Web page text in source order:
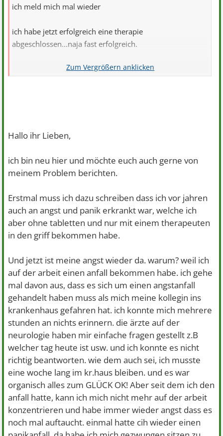
ich meld mich mal wieder
ich habe jetzt erfolgreich eine therapie
abgeschlossen...naja fast erfolgreich.
das mit dem arbeiten gehen bekomme ich noch nicht hin
bautr sich in mir voll der stress auf weil ich das auch zu
und pflege pferde habe ich jetzt auch knapp über ein jahr
und da klapp es schon recht gut aber auch nur weil ich
morgen soll ich vom arbeitsamt in so eine masnahme in
der man eben mit anderen jugendlichen (sind eher
arbeitsfaule dort) lernt ein geregelten tagesablauf zu
führen und eben auch in richtung job zu gucken.
ich soll erst mal halbtags gehen also von 7.30 (muss
dann schon um 5uhr aufstehen) bis 13uhr... für mich ist
das viel da ich am morgen eh so probleme mim
magendarm habe also übelkeit und dünnpfiff...
und dann spannen sich auch wieder alle musklen an und
ich habe echt angst das diese paar stunden doch noch zu
viel sind und überhaupt....
ich weiß nicht weiter und sehe mich schon als hartz 4
empfänger da ich bis jetzt immer ein rückfall hatte
sobald ich in richtung "arbeiten gehen"was gemacht
habe.
gibt es hier auch menschen mit den gleichen problemen?
Hallo ihr Lieben,
ich bin neu hier und möchte euch auch gerne von
meinem Problem berichten.
Erstmal muss ich dazu schreiben dass ich vor jahren
auch an angst und panik erkrankt war, welche ich
aber ohne tabletten und nur mit einem therapeuten
in den griff bekommen habe.
Und jetzt ist meine angst wieder da. warum? weil ich
auf der arbeit einen anfall bekommen habe. ich gehe
mal davon aus, dass es sich um einen angstanfall
gehandelt haben muss als mich meine kollegin ins
krankenhaus gefahren hat. ich konnte mich mehrere
stunden an nichts erinnern. die ärzte auf der
neurologie haben mir einfache fragen gestellt z.B
welcher tag heute ist usw. und ich konnte es nicht
richtig beantworten. wie dem auch sei, ich musste
eine woche lang im kr.haus bleiben. und es war
organisch alles zum GLÜCK OK! Aber seit dem ich den
anfall hatte, kann ich mich nicht mehr auf der arbeit
konzentrieren und habe immer wieder angst dass es
noch mal auftaucht. einmal hatte cih wieder einen